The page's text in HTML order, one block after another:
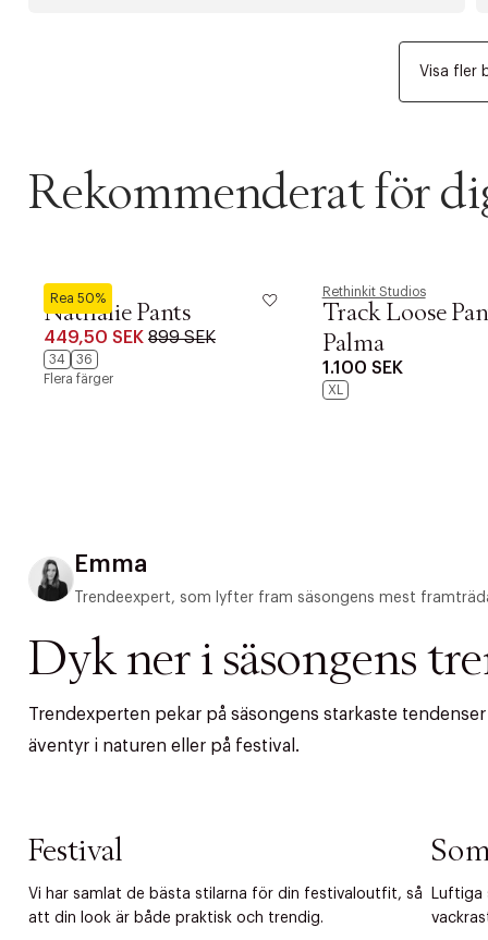
Visa fler
Rekommenderat för
Rea 50%
Neo Noir
Nathalie Pants
449,50 SEK 899 SEK
34
36
Flera färger
Rethinkit Studios
Track Loose
Palma
1.100 SEK
XL
Emma
Trendeexpert, som lyfter fram säsongens mest
Dyk ner i säsongens
Trendexperten pekar på säsongens starkaste
äventyr i naturen eller på festival.
Festival
Vi har samlat de bästa stilarna för din festivaloutfit, så
att din look är både praktisk och trendig.
Luftiga
Fri frakt
LÄGG TILL
WE CARE
Øv vi kan